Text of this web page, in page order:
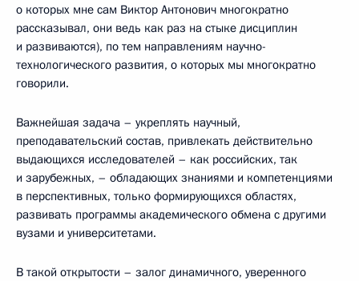
о которых мне сам Виктор Антонович многократно
рассказывал, они ведь как раз на стыке дисциплин
и развиваются), по тем направлениям научно-
технологического развития, о которых мы многократно
говорили.
Важнейшая задача – укреплять научный,
преподавательский состав, привлекать действительно
выдающихся исследователей – как российских, так
и зарубежных, – обладающих знаниями и компетенциями
в перспективных, только формирующихся областях,
развивать программы академического обмена с другими
вузами и университетами.
В такой открытости – залог динамичного, уверенного